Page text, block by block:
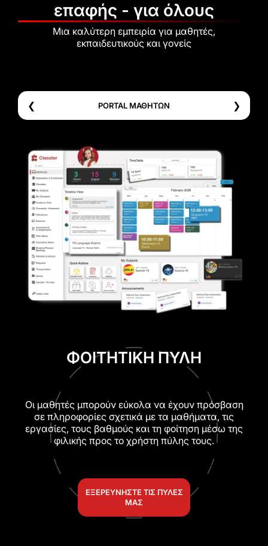
επαφής - για όλους
Μια καλύτερη εμπειρία για μαθητές,
εκπαιδευτικούς και γονείς
❮ PORTAL ΜΑΘΗΤΩΝ ❯
ΦΟΙΤΗΤΙΚΗ ΠΥΛΗ
Οι μαθητές μπορούν εύκολα να έχουν πρόσβαση
σε πληροφορίες σχετικά με τα μαθήματα, τις
εργασίες, τους βαθμούς και τη φοίτηση μέσω της
φιλικής προς το χρήστη πύλης τους.
ΕΞΕΡΕΥΝΉΣΤΕ ΤΙΣ ΠΎΛΕΣ
ΜΑΣ